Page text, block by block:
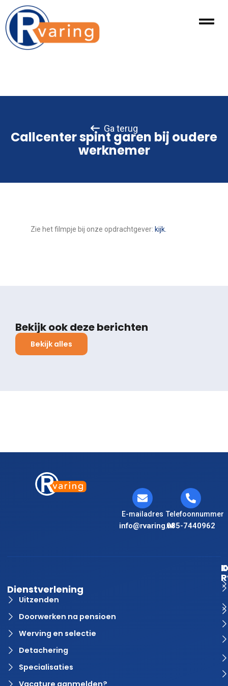
Ga terug
Callcenter spint garen bij oudere
werknemer
Zie het filmpje bij onze opdrachtgever: kijk.
Bekijk ook deze berichten
Bekijk alles
E-mailadres
info@rvaring.nl
Telefoonnummer
085-7440962
Dienstverlening
Uitzenden
Doorwerken na pensioen
Werving en selectie
Detachering
Specialisaties